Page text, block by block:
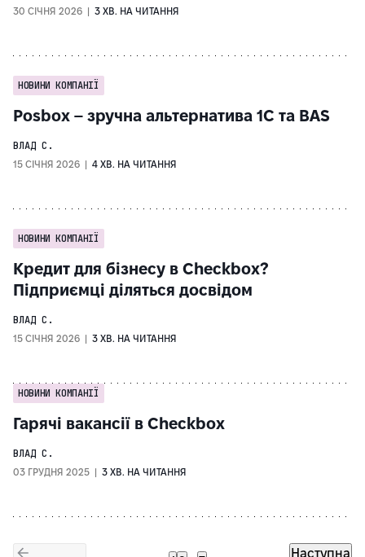
30 СІЧНЯ 2026 | 3 ХВ. НА ЧИТАННЯ
НОВИНИ КОМПАНІЇ
Posbox – зручна альтернатива 1C та BAS
ВЛАД С.
15 СІЧНЯ 2026 | 4 ХВ. НА ЧИТАННЯ
НОВИНИ КОМПАНІЇ
Кредит для бізнесу в Checkbox?
Підприємці діляться досвідом
ВЛАД С.
15 СІЧНЯ 2026 | 3 ХВ. НА ЧИТАННЯ
НОВИНИ КОМПАНІЇ
Гарячі вакансії в Checkbox
ВЛАД С.
03 ГРУДНЯ 2025 | 3 ХВ. НА ЧИТАННЯ
Наступна